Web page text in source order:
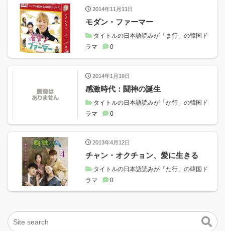
2014年11月11日
モダン・ファーマー
タイトルの日本語読みが「ま行」の韓国ド
ラマ
0
2014年1月19日
感激時代：闘神の誕生
タイトルの日本語読みが「か行」の韓国ド
ラマ
0
2013年4月12日
チャン・オクチョン、愛に生きる
タイトルの日本語読みが「た行」の韓国ド
ラマ
0